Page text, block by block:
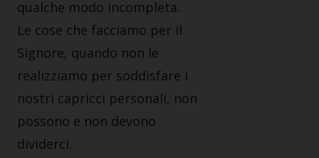
qualche modo incompleta.
Le cose che facciamo per il
Signore, quando non le
realizziamo per soddisfare i
nostri capricci personali, non
possono e non devono
dividerci.